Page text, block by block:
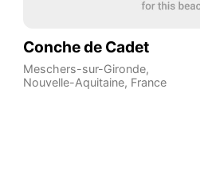
Conche de Cadet
Meschers-sur-Gironde,
Nouvelle-Aquitaine, France